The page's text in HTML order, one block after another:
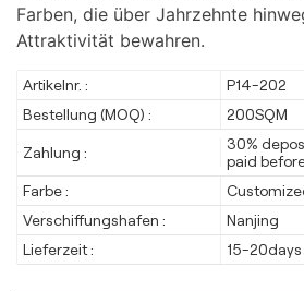
Farben, die über Jahrzehnte
Attraktivität bewahren.
Artikelnr. :
P14-202
Bestellung (MOQ) :
200SQM
Zahlung :
30%
paid
Farbe :
Verschiffungshafen :
Nanjing
Lieferzeit :
15-20days